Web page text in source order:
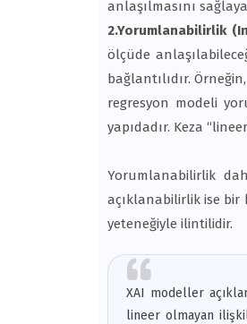
anlaşılmasını
2.Yorumlanabilirlik
ölçüde
bağlantılıdır.
regresyon modeli
yapıdadır. Keza
Yorumlanabilirlik
açıklanabilirlik ise bir
yeteneğiyle ilintilidir.
XAI modeller
lineer olmayan